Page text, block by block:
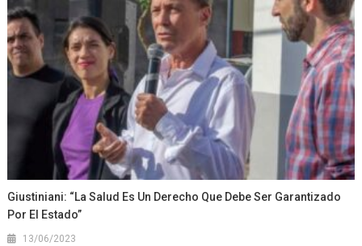
Giustiniani: “La Salud Es Un Derecho Que Debe Ser Garantizado
Por El Estado”
13/06/2023